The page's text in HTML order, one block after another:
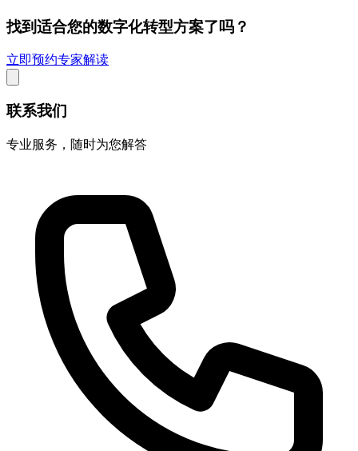
找到适合您的数字化转型方案了吗？
立即预约专家解读
联系我们
专业服务，随时为您解答